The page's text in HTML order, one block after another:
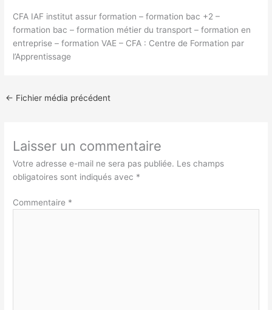
CFA IAF institut assur formation – formation bac +2 –
formation bac – formation métier du transport – formation en
entreprise – formation VAE – CFA : Centre de Formation par
l’Apprentissage
← Fichier média précédent
Laisser un commentaire
Votre adresse e-mail ne sera pas publiée. Les champs
obligatoires sont indiqués avec *
Commentaire *